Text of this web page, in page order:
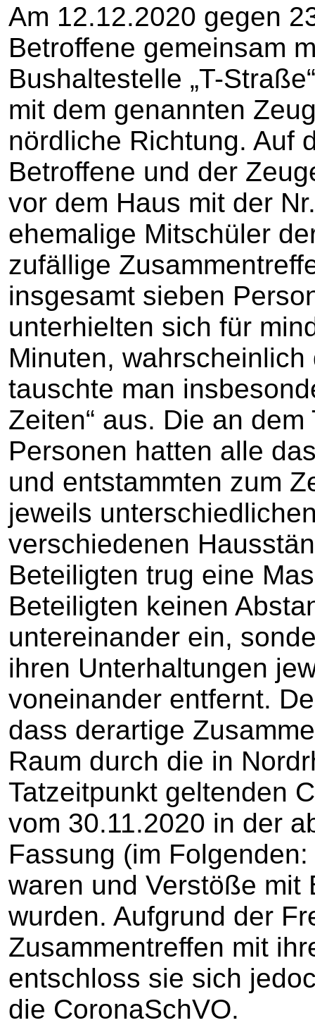
Am 12.12.2020 gegen
Betroffene gemeinsam
Bushaltestelle „T-
mit dem genannten
nördliche Richtung. Auf
Betroffene und der
vor dem Haus mit der
ehemalige Mitschüler
zufällige
insgesamt sieben
unterhielten sich für
Minuten,
tauschte man
Zeiten“ aus. Die an
Personen hatten alle
und entstammten zum
jeweils
verschiedenen
Beteiligten trug eine
Beteiligten keinen
untereinander ein,
ihren Unterhaltungen
voneinander entfernt.
dass derartige
Raum durch die in
Tatzeitpunkt geltenden
vom 30.11.2020 in der
Fassung (im
waren und Verstöße mit
wurden. Aufgrund der
Zusammentreffen mit
entschloss sie sich
die CoronaSchVO.